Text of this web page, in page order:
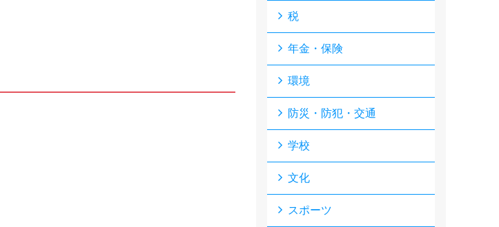
税
年金・保険
環境
防災・防犯・交通
学校
文化
スポーツ